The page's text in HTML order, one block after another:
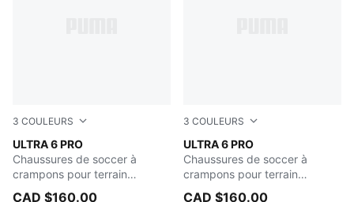
3 COULEURS
ULTRA 6 PRO
Heat Fire-PUMA Black-Glowing Red
Chaussures de soccer à
crampons pour terrain
ferme/terrain artificiel
CAD $160.00
3 COULEURS
ULTRA 6 PRO
Ultra Blue-PUMA White-
Chaussures de soccer à
crampons pour terrain
ferme/terrain artificiel
CAD $160.00